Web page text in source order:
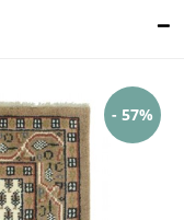
- 57%